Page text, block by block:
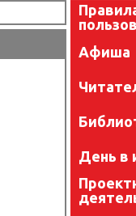
Афиша
День в